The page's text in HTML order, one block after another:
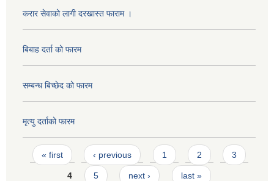
करार सेवाको लागी दरखास्त फाराम ।
बिबाह दर्ता को फारम
सम्बन्ध बिच्छेद को फारम
मृत्यु दर्ताको फारम
Pages
« first ‹ previous 1 2 3
4 5 next › last »